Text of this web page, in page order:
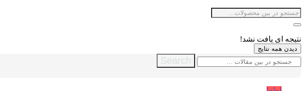
نتیجه ای یافت نشد!
دیدن همه نتایج
Search